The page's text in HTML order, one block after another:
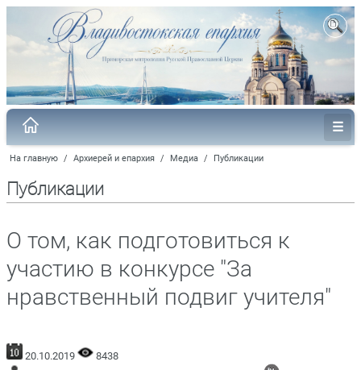
На главную / Архиерей и епархия / Медиа / Публикации
Публикации
О том, как подготовиться к
участию в конкурсе "За
нравственный подвиг учителя"
20.10.2019
8438